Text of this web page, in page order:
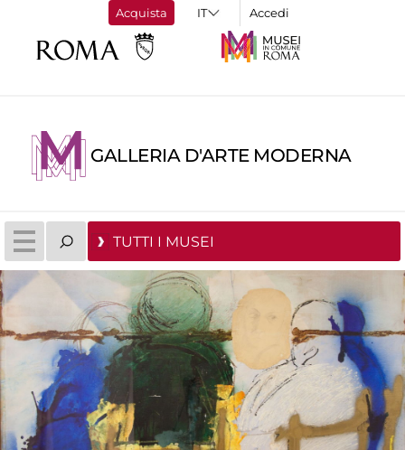
Acquista Accedi
GALLERIA D'ARTE MODERNA
TUTTI I MUSEI